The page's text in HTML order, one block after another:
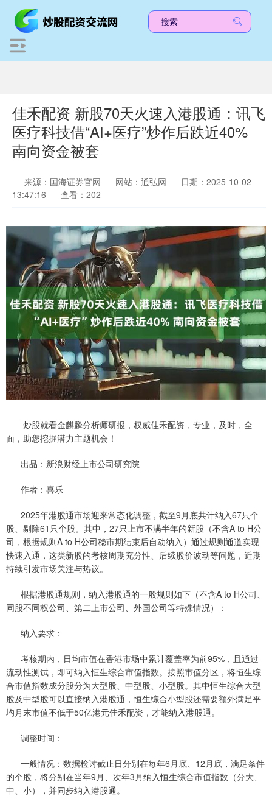
佳禾配资 新股70天火速入港股通：讯飞
医疗科技借“AI+医疗”炒作后跌近40%
南向资金被套
来源：国海证券官网 网站：通弘网
日期：2025-10-02
13:47:16
查看：202
炒股就看金麒麟分析师研报，权威佳禾配资，专业，及时，全
面，助您挖掘潜力主题机会！
出品：新浪财经上市公司研究院
作者：喜乐
2025年港股通市场迎来常态化调整，截至9月底共计纳入67只个
股、剔除61只个股。其中，27只上市不满半年的新股（不含A to H公
司，根据规则A to H公司稳市期结束后自动纳入）通过规则通道实现
快速入通，这类新股的考核周期充分性、后续股价波动等问题，近期
持续引发市场关注与热议。
根据港股通规则，纳入港股通的一般规则如下（不含A to H公司、
同股不同权公司、第二上市公司、外国公司等特殊情况）：
纳入要求：
考核期内，日均市值在香港市场中累计覆盖率为前95%，且通过
流动性测试，即可纳入恒生综合市值指数。按照市值分区，将恒生综
合市值指数成分股分为大型股、中型股、小型股。其中恒生综合大型
股及中型股可以直接纳入港股通，恒生综合小型股还需要额外满足平
均月末市值不低于50亿港元佳禾配资，才能纳入港股通。
调整时间：
一般情况：数据检讨截止日分别在每年6月底、12月底，满足条件
的个股，将分别在当年9月、次年3月纳入恒生综合市值指数（分大、
中、小），并同步纳入港股通。